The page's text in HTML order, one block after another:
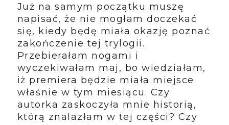
Już na samym początku muszę
napisać, że nie mogłam doczekać
się, kiedy będę miała okazję poznać
zakończenie tej trylogii.
Przebierałam nogami i
wyczekiwałam maj, bo wiedziałam,
iż premiera będzie miała miejsce
właśnie w tym miesiącu. Czy
autorka zaskoczyła mnie historią,
którą znalazłam w tej części? Czy